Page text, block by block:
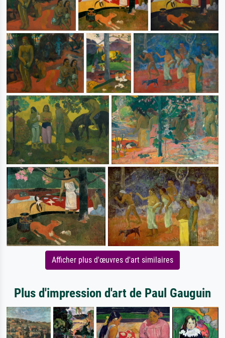
Afficher plus d'œuvres d'art similaires
Plus d'impression d'art de Paul Gauguin